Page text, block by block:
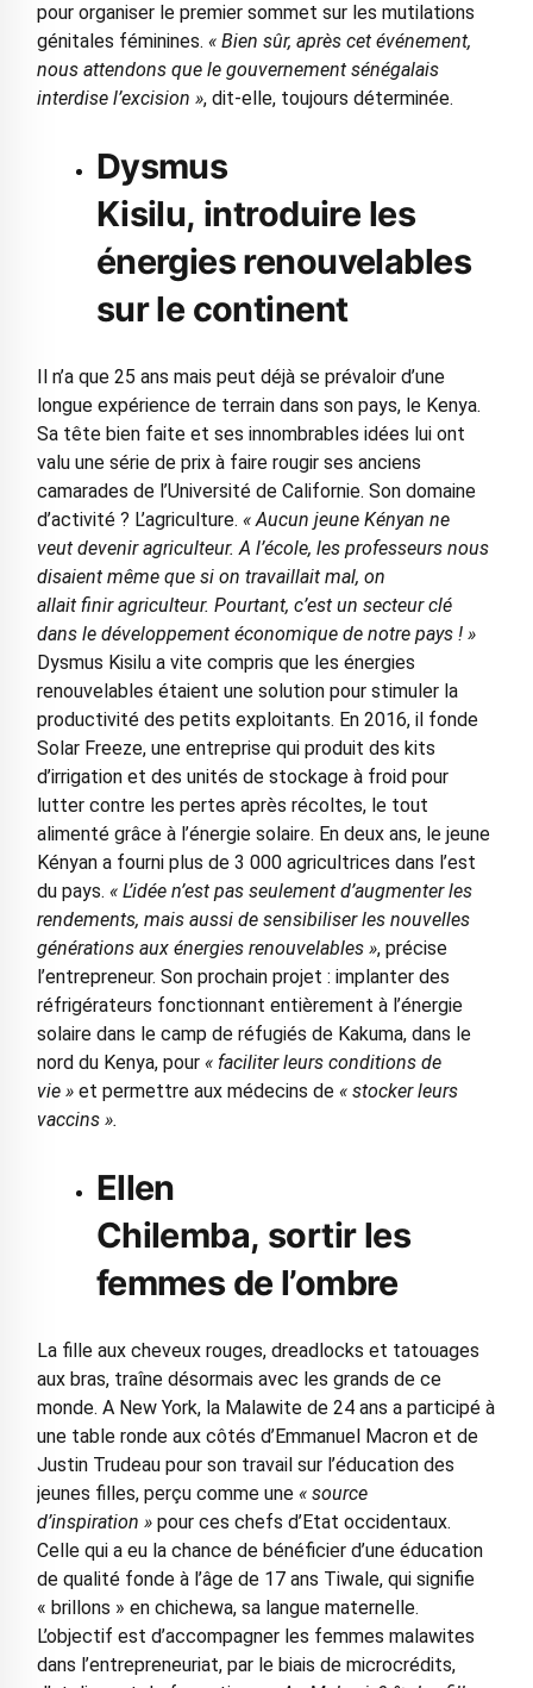
pour organiser le premier sommet sur les mutilations
génitales féminines. « Bien sûr, après cet événement,
nous attendons que le gouvernement sénégalais
interdise l’excision », dit-elle, toujours déterminée.
Dysmus
Kisilu, introduire les
énergies renouvelables
sur le continent
Il n’a que 25 ans mais peut déjà se prévaloir d’une
longue expérience de terrain dans son pays, le Kenya.
Sa tête bien faite et ses innombrables idées lui ont
valu une série de prix à faire rougir ses anciens
camarades de l’Université de Californie. Son domaine
d’activité ? L’agriculture. « Aucun jeune Kényan ne
veut devenir agriculteur. A l’école, les professeurs nous
disaient même que si on travaillait mal, on
allait finir agriculteur. Pourtant, c’est un secteur clé
dans le développement économique de notre pays ! »
Dysmus Kisilu a vite compris que les énergies
renouvelables étaient une solution pour stimuler la
productivité des petits exploitants. En 2016, il fonde
Solar Freeze, une entreprise qui produit des kits
d’irrigation et des unités de stockage à froid pour
lutter contre les pertes après récoltes, le tout
alimenté grâce à l’énergie solaire. En deux ans, le jeune
Kényan a fourni plus de 3 000 agricultrices dans l’est
du pays. « L’idée n’est pas seulement d’augmenter les
rendements, mais aussi de sensibiliser les nouvelles
générations aux énergies renouvelables », précise
l’entrepreneur. Son prochain projet : implanter des
réfrigérateurs fonctionnant entièrement à l’énergie
solaire dans le camp de réfugiés de Kakuma, dans le
nord du Kenya, pour « faciliter leurs conditions de
vie » et permettre aux médecins de « stocker leurs
vaccins ».
Ellen
Chilemba, sortir les
femmes de l’ombre
La fille aux cheveux rouges, dreadlocks et tatouages
aux bras, traîne désormais avec les grands de ce
monde. A New York, la Malawite de 24 ans a participé à
une table ronde aux côtés d’Emmanuel Macron et de
Justin Trudeau pour son travail sur l’éducation des
jeunes filles, perçu comme une « source
d’inspiration »pour ces chefs d’Etat occidentaux.
Celle qui a eu la chance de bénéficier d’une éducation
de qualité fonde à l’âge de 17 ans Tiwale, qui signifie
« brillons » en chichewa, sa langue maternelle.
L’objectif est d’accompagner les femmes malawites
dans l’entrepreneuriat, par le biais de microcrédits,